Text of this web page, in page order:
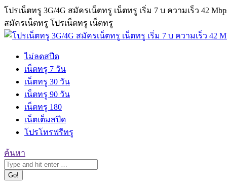
Skip
content
โปรเน็ตทรู 3G/4G สมัครเน็ตทรู เน็ตทรู เริ่ม 7 บ ความเร็ว 42
สมัครเน็ตทรู โปรเน็ตทรู เน็ตทรู
ไม่ลดสปีด
เน็ตทรู 7 วัน
เน็ตทรู 30 วัน
เน็ตทรู 90 วัน
เน็ตทรู 180
เน็ตเต็มสปีด
โปรโทรฟรีทรู
Search:
ค้นหา